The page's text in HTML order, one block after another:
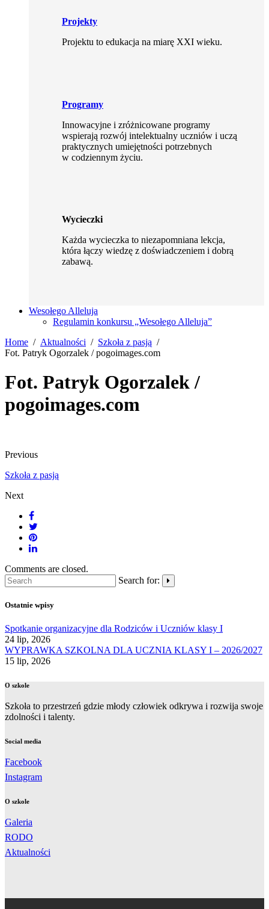
Projekty
Projektu to edukacja na miarę XXI wieku.
Programy
Innowacyjne i zróżnicowane programy
wspierają rozwój intelektualny uczniów i uczą
praktycznych umiejętności potrzebnych
w codziennym życiu.
Wycieczki
Każda wycieczka to niezapomniana lekcja,
która łączy wiedzę z doświadczeniem i dobrą
zabawą.
Wesołego Alleluja
Regulamin konkursu „Wesołego Alleluja”
Home
Aktualności
Szkoła z pasją
Fot. Patryk Ogorzalek / pogoimages.com
Fot. Patryk Ogorzalek /
pogoimages.com
Previous
Szkoła z pasją
Next
Comments are closed.
Search for:
Ostatnie wpisy
Spotkanie organizacyjne dla Rodziców i Uczniów klasy I
24 lip, 2026
WYPRAWKA SZKOLNA DLA UCZNIA KLASY I – 2026/2027
15 lip, 2026
O szkole
Szkoła to przestrzeń gdzie młody człowiek odkrywa i rozwija swoje
zdolności i talenty.
Social media
Facebook
Instagram
O szkole
Galeria
RODO
Aktualności